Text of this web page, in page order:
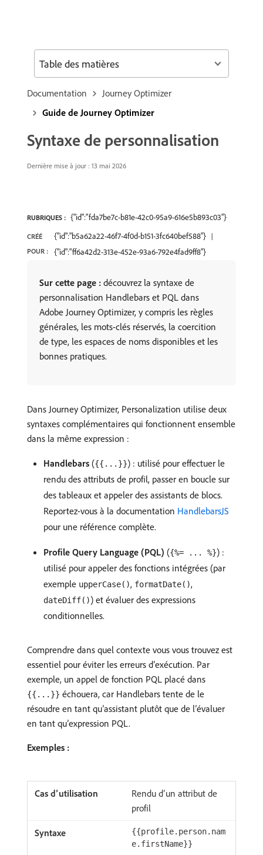
Documentation
Journey Optimizer
Guide de Journey Optimizer
Syntaxe de personnalisation
Dernière mise à jour : 13 mai 2026
RUBRIQUES : {"id":"fda7be7c-b81e-42c0-95a9-616e5b893c03"}
CRÉÉ
POUR :
{"id":"b5a62a22-46f7-4f0d-b151-3fc640bef588"}
{"id":"ff6a42d2-313e-452e-93a6-792e4fad9ff8"}
Sur cette page : découvrez la syntaxe de
personnalisation Handlebars et PQL dans
Adobe Journey Optimizer, y compris les règles
générales, les mots-clés réservés, la coercition
de type, les espaces de noms disponibles et les
bonnes pratiques.
Dans Journey Optimizer, Personalization utilise deux
syntaxes complémentaires qui fonctionnent ensemble
dans la même expression :
Handlebars ({{...}}) : utilisé pour effectuer le
rendu des attributs de profil, passer en boucle sur
des tableaux et appeler des assistants de blocs.
Reportez-vous à la documentation HandlebarsJS
pour une référence complète.
Profile Query Language (PQL) ({%= ... %}) :
utilisé pour appeler des fonctions intégrées (par
exemple upperCase(), formatDate(),
dateDiff()) et évaluer des expressions
conditionnelles.
Comprendre dans quel contexte vous vous trouvez est
essentiel pour éviter les erreurs d’exécution. Par
exemple, un appel de fonction PQL placé dans
{{...}} échouera, car Handlebars tente de le
résoudre en tant qu’assistant plutôt que de l’évaluer
en tant qu’expression PQL.
Exemples :
Rendu d’un attribut de
profil
{{profile.person.nam
e.firstName}}
Table des matières